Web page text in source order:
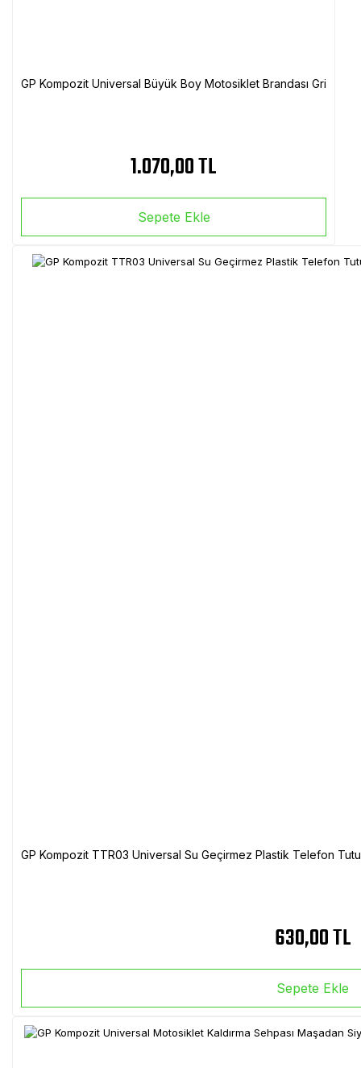
GP Kompozit Universal Büyük Boy Motosiklet Brandası Gri
1.070,00 TL
Sepete Ekle
GP Kompozit TTR03 Universal Su Geçirmez Plastik Telefon
630,00 TL
Sepete Ekle